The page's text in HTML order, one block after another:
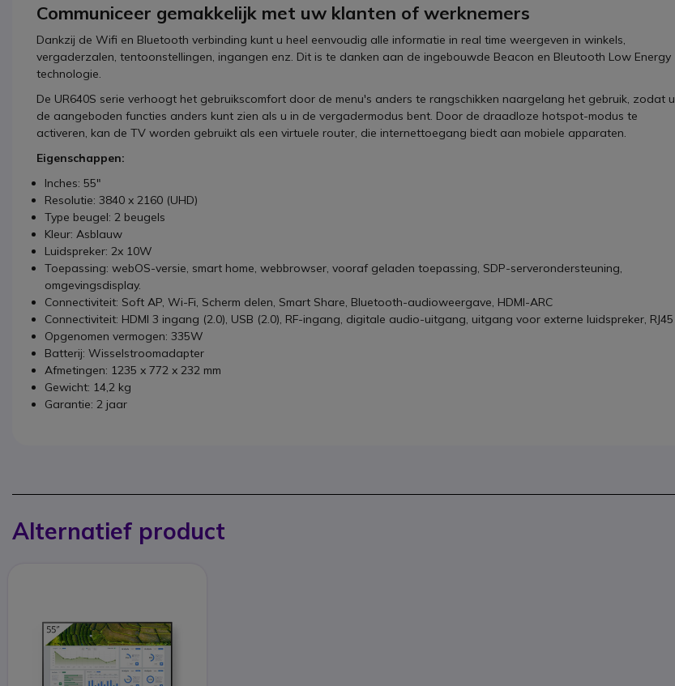
Communiceer gemakkelijk met uw klanten of werknemers
Dankzij de Wifi en Bluetooth verbinding kunt u heel eenvoudig alle informatie in real time weergeven in winkels,
vergaderzalen, tentoonstellingen, ingangen enz. Dit is te danken aan de ingebouwde Beacon en Bleutooth Low Energy
technologie.
De UR640S serie verhoogt het gebruikscomfort door de menu's anders te rangschikken naargelang het gebruik, zodat u
de aangeboden functies anders kunt zien als u in de vergadermodus bent. Door de draadloze hotspot-modus te
activeren, kan de TV worden gebruikt als een virtuele router, die internettoegang biedt aan mobiele apparaten.
Eigenschappen:
Inches: 55"
Resolutie: 3840 x 2160 (UHD)
Type beugel: 2 beugels
Kleur: Asblauw
Luidspreker: 2x 10W
Toepassing: webOS-versie, smart home, webbrowser, vooraf geladen toepassing, SDP-serverondersteuning,
omgevingsdisplay.
Connectiviteit: Soft AP, Wi-Fi, Scherm delen, Smart Share, Bluetooth-audioweergave, HDMI-ARC
Connectiviteit: HDMI 3 ingang (2.0), USB (2.0), RF-ingang, digitale audio-uitgang, uitgang voor externe luidspreker, RJ45
Opgenomen vermogen: 335W
Batterij: Wisselstroomadapter
Afmetingen: 1235 x 772 x 232 mm
Gewicht: 14,2 kg
Garantie: 2 jaar
Alternatief product